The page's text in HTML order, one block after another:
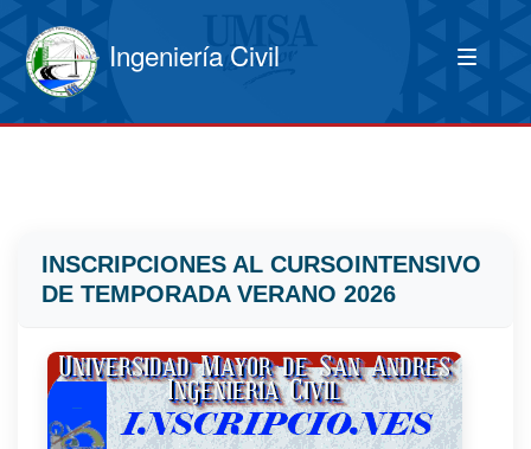
Ingeniería Civil
INSCRIPCIONES AL CURSOINTENSIVO
DE TEMPORADA VERANO 2026